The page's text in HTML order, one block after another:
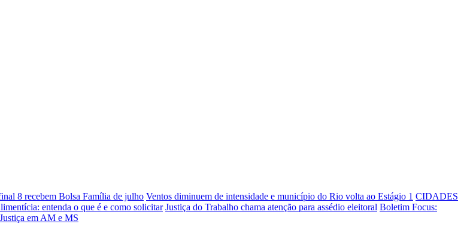
8 recebem Bolsa Família de julho Ventos diminuem de intensidade e município do Rio volta ao Estágio 1 CIDADES
entenda o que é e como solicitar Justiça do Trabalho chama atenção para assédio eleitoral Boletim Focus:
em AM e MS